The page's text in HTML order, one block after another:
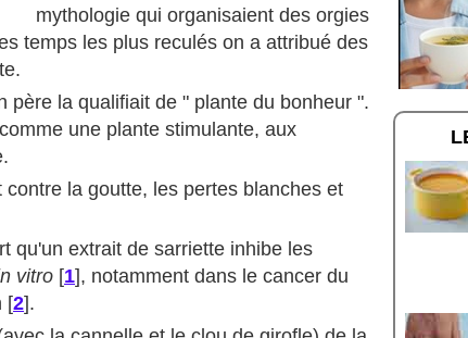
mythologie qui organisaient des orgies
temps les plus reculés on a attribué des
père la qualifiait de " plante du bonheur ".
une plante stimulante, aux
la goutte, les pertes blanches et
qu'un extrait de sarriette inhibe les
vitro [1], notamment dans le cancer du
[2].